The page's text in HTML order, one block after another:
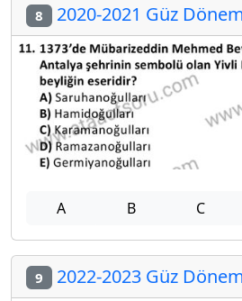
8 2020-2021 Güz
A B C
9 2022-2023 Güz